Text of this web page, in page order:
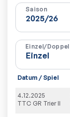
Saison
Einzel/Doppel
Datum / Spiel
4.12.2025
TTC GR Trier II